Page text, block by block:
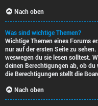
Nach oben
Was sind wichtige Themen?
Wichtige Themen eines Forums
nur auf der ersten Seite zu
weswegen du sie lesen solltest.
deinen Berechtigungen ab, ob
die Berechtigungen stellt die
Nach oben